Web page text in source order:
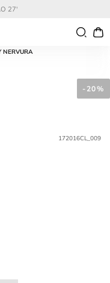
27'
NERVURA
- 20%
172016CL_009